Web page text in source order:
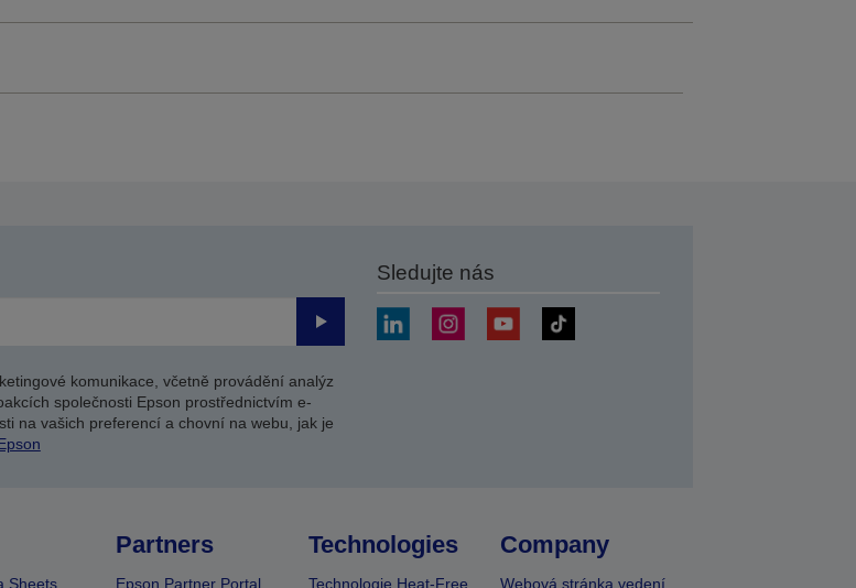
Odeslat
komunikace, včetně provádění analýz
společnosti Epson prostřednictvím e-
na vašich preferencí a chovní na webu, jak je
Sledujte nás
Sheets
Partners
Epson Partner Portal
Technologies
Technologie Heat-Free
Company
Webová stránka vedení